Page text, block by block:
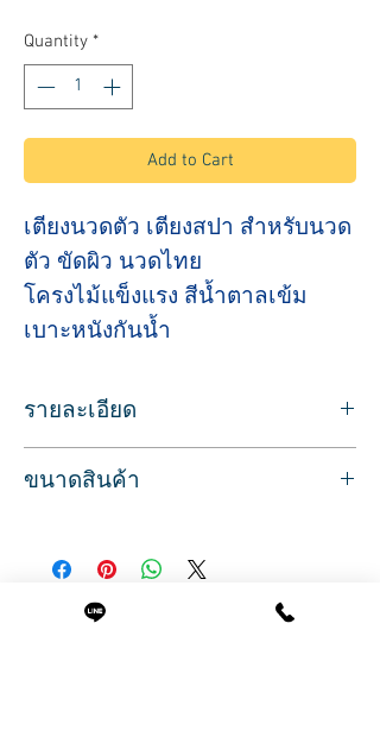
Quantity *
Add to Cart
เตียงนวดตัว เตียงสปา สำหรับนวด
ตัว ขัดผิว นวดไทย
โครงไม้แข็งแรง สีน้ำตาลเข้ม
เบาะหนังกันน้ำ
รายละเอียด
ปรับพนักพิงเอนขึ้นได้ มีช่องสำหรับนอนคว่ำ
ขนาดสินค้า
ความยาวของเบาะ 188 ซม.
ความสูงจากพื้นถึงขอบเบาะ 62 ซม.
น้ำหนัก 30 กก.
Related Products